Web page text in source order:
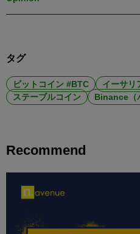
タグ
ビットコイン #BTC イーサリ
ステーブルコイン
Binance（
Recommend